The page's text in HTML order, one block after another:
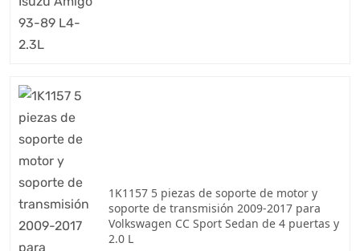
1K1157 5 piezas de soporte de motor y
soporte de transmisión 2009-2017 para
Volkswagen CC Sport Sedan de 4 puertas y
2.0 L